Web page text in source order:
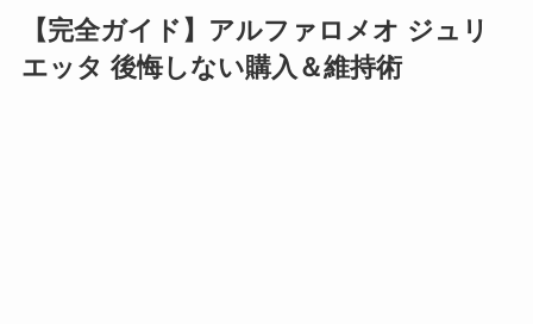
【完全ガイド】アルファロメオ ジュリ
エッタ 後悔しない購入＆維持術